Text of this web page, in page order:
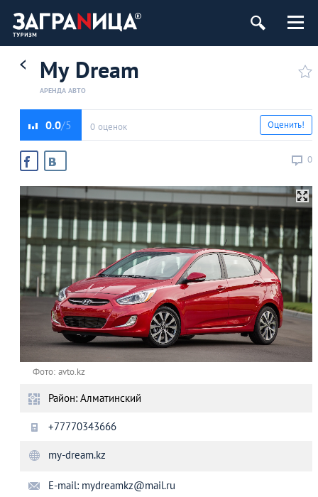
My Dream
АРЕНДА АВТО
0.0 0 оценок
0
Оценить!
Фото: avto.kz
Район: Алматинский
+77770343666
my-dream.kz
E-mail: mydreamkz@mail.ru